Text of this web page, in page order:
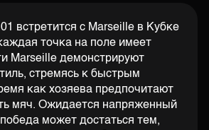
встретится с Marseille в Кубке
точка на поле имеет
Marseille демонстрируют
стремясь к быстрым
как хозяева предпочитают
мяч. Ожидается напряженный
может достаться тем,